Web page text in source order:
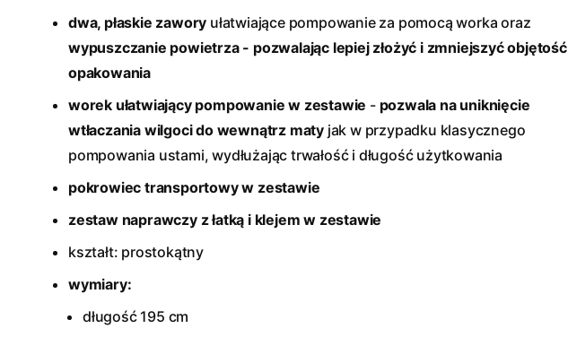
dwa, płaskie zawory ułatwiające pompowanie za pomocą worka oraz
wypuszczanie powietrza - pozwalając lepiej złożyć i zmniejszyć objętość
opakowania
worek ułatwiający pompowanie w zestawie - pozwala na uniknięcie
wtłaczania wilgoci do wewnątrz maty jak w przypadku klasycznego
pompowania ustami, wydłużając trwałość i długość użytkowania
pokrowiec transportowy w zestawie
zestaw naprawczy z łatką i klejem w zestawie
kształt: prostokątny
wymiary:
długość 195 cm